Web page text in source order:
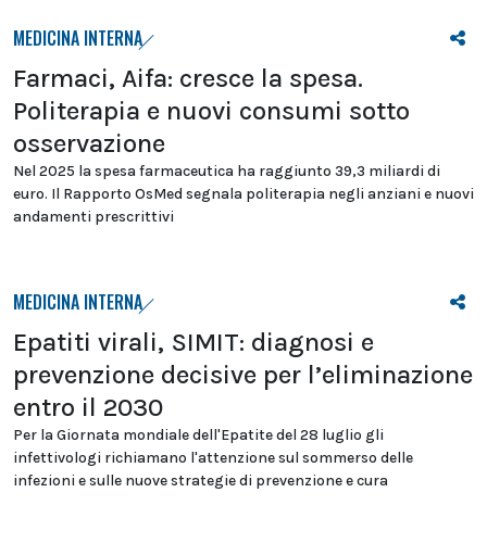
MEDICINA INTERNA
Farmaci, Aifa: cresce la spesa.
Politerapia e nuovi consumi sotto
osservazione
Nel 2025 la spesa farmaceutica ha raggiunto 39,3 miliardi di
euro. Il Rapporto OsMed segnala politerapia negli anziani e nuovi
andamenti prescrittivi
MEDICINA INTERNA
Epatiti virali, SIMIT: diagnosi e
prevenzione decisive per l’eliminazione
entro il 2030
Per la Giornata mondiale dell'Epatite del 28 luglio gli
infettivologi richiamano l'attenzione sul sommerso delle
infezioni e sulle nuove strategie di prevenzione e cura